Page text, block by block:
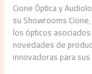
Cione Óptica y
su Showrooms
los ópticos
novedades de
innovadoras para